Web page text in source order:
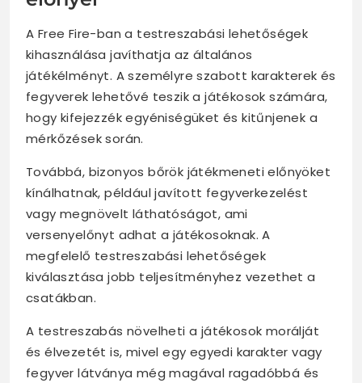
A Free Fire-ban a testreszabási lehetőségek
kihasználása javíthatja az általános
játékélményt. A személyre szabott karakterek és
fegyverek lehetővé teszik a játékosok számára,
hogy kifejezzék egyéniségüket és kitűnjenek a
mérkőzések során.
Továbbá, bizonyos bőrök játékmeneti előnyöket
kínálhatnak, például javított fegyverkezelést
vagy megnövelt láthatóságot, ami
versenyelőnyt adhat a játékosoknak. A
megfelelő testreszabási lehetőségek
kiválasztása jobb teljesítményhez vezethet a
csatákban.
A testreszabás növelheti a játékosok morálját
és élvezetét is, mivel egy egyedi karakter vagy
fegyver látványa még magával ragadóbbá és